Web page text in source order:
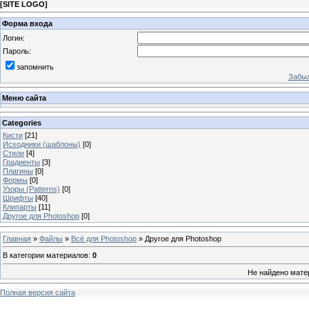
[SITE LOGO]
Форма входа
Логин:
Пароль:
запомнить
Меню сайта
Categories
Кисти [21]
Исходники (шаблоны) [0]
Стили [4]
Градиенты [3]
Плагины [0]
Формы [0]
Узоры (Patterns) [0]
Шрифты [40]
Клипарты [11]
Другое для Photoshop [0]
Главная » Файлы » Всё для Photoshop » Другое для Photoshop
В категории материалов: 0
Не найдено
Полная версия сайта